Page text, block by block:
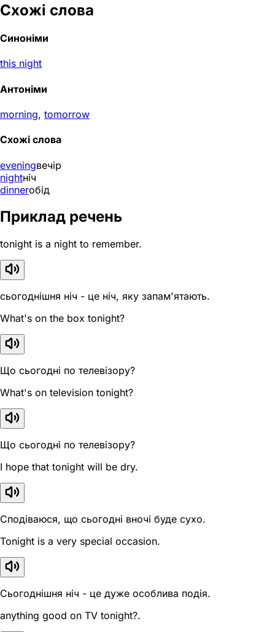
Схожі слова
Синоніми
this night
Антоніми
morning, tomorrow
Схожі слова
eveningвечір
nightніч
dinnerобід
Приклад речень
tonight is a night to remember.
сьогоднішня ніч - це ніч, яку запам'ятають.
What's on the box tonight?
Що сьогодні по телевізору?
What's on television tonight?
Що сьогодні по телевізору?
I hope that tonight will be dry.
Сподіваюся, що сьогодні вночі буде сухо.
Tonight is a very special occasion.
Сьогоднішня ніч - це дуже особлива подія.
anything good on TV tonight?.